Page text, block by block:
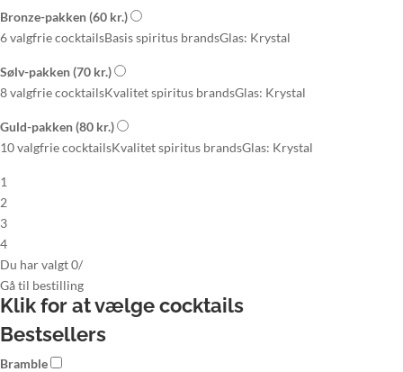
Bronze-pakken(60 kr.)
6 valgfrie cocktailsBasis spiritus brandsGlas: Krystal
Sølv-pakken(70 kr.)
8 valgfrie cocktailsKvalitet spiritus brandsGlas: Krystal
Guld-pakken(80 kr.)
10 valgfrie cocktailsKvalitet spiritus brandsGlas: Krystal
1
2
3
4
Du har valgt0/
Gå til bestilling
Klik for at vælgecocktails
Bestsellers
Bramble